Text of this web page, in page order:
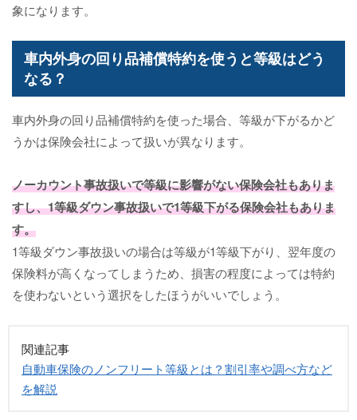
象になります。
車内外身の回り品補償特約を使うと等級はどう
なる？
車内外身の回り品補償特約を使った場合、等級が下がるかど
うかは保険会社によって扱いが異なります。
ノーカウント事故扱いで等級に影響がない保険会社もありま
すし、1等級ダウン事故扱いで1等級下がる保険会社もありま
す。
1等級ダウン事故扱いの場合は等級が1等級下がり、翌年度の
保険料が高くなってしまうため、損害の程度によっては特約
を使わないという選択をしたほうがいいでしょう。
関連記事
自動車保険のノンフリート等級とは？割引率や調べ方など
を解説